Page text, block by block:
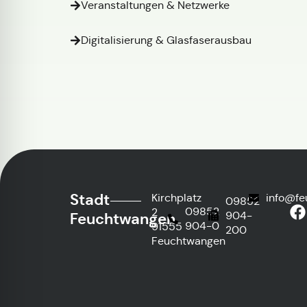
Veranstaltungen & Netzwerke
Digitalisierung & Glasfaserausbau
Stadt
Feuchtwangen
Kirchplatz
2
91555
Feuchtwangen
09852
904-0
09852
904-
200